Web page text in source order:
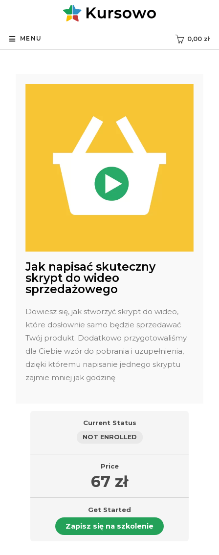
MENU 0,00 zł
Jak napisać skuteczny
skrypt do wideo
sprzedażowego
Dowiesz się, jak stworzyć skrypt do wideo,
które dosłownie samo będzie sprzedawać
Twój produkt. Dodatkowo przygotowaliśmy
dla Ciebie wzór do pobrania i uzupełnienia,
dzięki któremu napisanie jednego skryptu
zajmie mniej jak godzinę
Current Status
NOT ENROLLED
Price
67 zł
Get Started
Zapisz się na szkolenie